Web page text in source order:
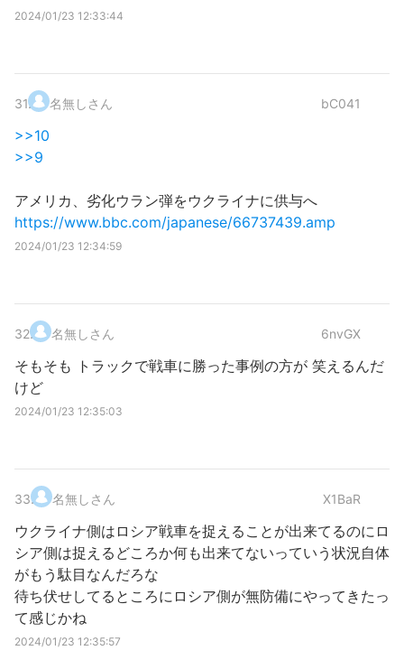
2024/01/23 12:33:44
31. 名無しさん bC041
>>10
>>9
アメリカ、劣化ウラン弾をウクライナに供与へ
https://www.bbc.com/japanese/66737439.amp
2024/01/23 12:34:59
32. 名無しさん 6nvGX
そもそも トラックで戦車に勝った事例の方が 笑えるんだ
けど
2024/01/23 12:35:03
33. 名無しさん X1BaR
ウクライナ側はロシア戦車を捉えることが出来てるのにロ
シア側は捉えるどころか何も出来てないっていう状況自体
がもう駄目なんだろな
待ち伏せしてるところにロシア側が無防備にやってきたっ
て感じかね
2024/01/23 12:35:57